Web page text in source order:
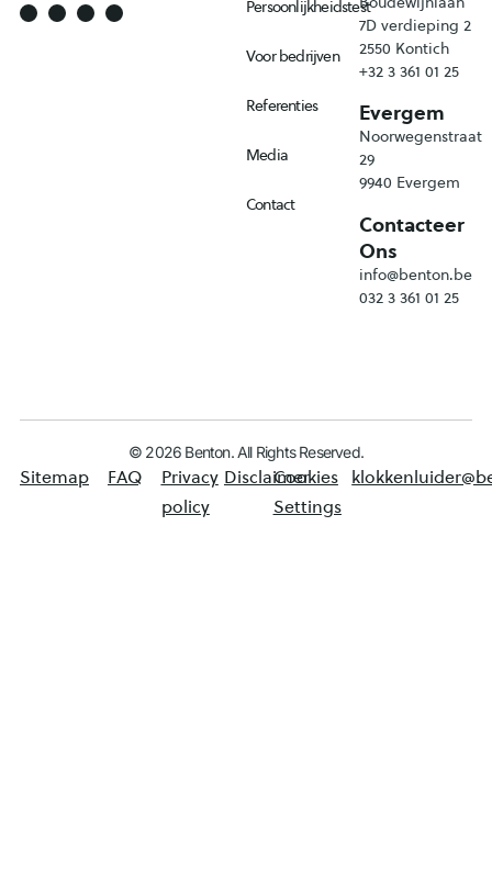
Persoonlijkheidstest
Voor bedrijven
Referenties
Media
Contact
7D verdieping 2
2550 Kontich
+32 3 361 01 25
Evergem
Noorwegenstraat
29
9940 Evergem
Contacteer
Ons
info@benton.be
032 3 361 01 25
© 2026 Benton. All Rights Reserved.
Sitemap FAQ
Privacy
policy
Disclaimer
Cookies
Settings